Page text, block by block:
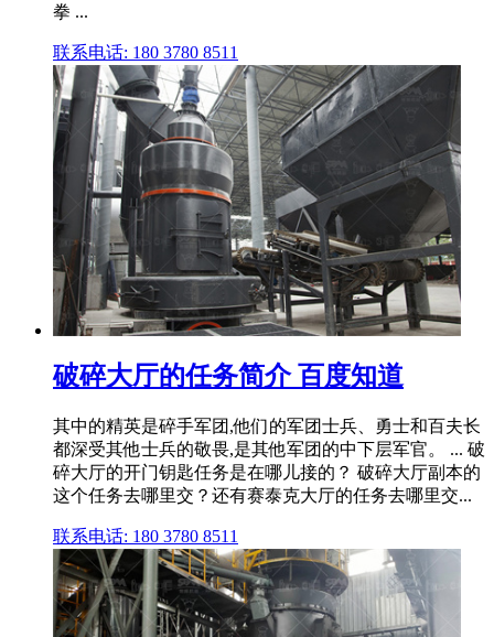
拳 ...
联系电话: 180 3780 8511
破碎大厅的任务简介 百度知道
其中的精英是碎手军团,他们的军团士兵、勇士和百夫长
都深受其他士兵的敬畏,是其他军团的中下层军官。 ... 破
碎大厅的开门钥匙任务是在哪儿接的？ 破碎大厅副本的
这个任务去哪里交？还有赛泰克大厅的任务去哪里交...
联系电话: 180 3780 8511